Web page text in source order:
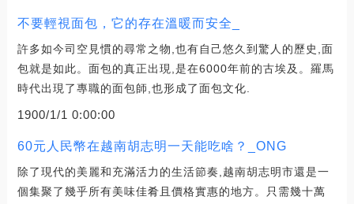
不要輕視面包，它的存在溫暖而安全_
許多如今司空見慣的尋常之物,也有自己悠久到驚人的歷史,面
包就是如此。面包的真正出現,是在6000年前的古埃及。羅馬
時代出現了專職的面包師,也形成了面包文化.
1900/1/1 0:00:00
60元人民幣在越南胡志明一天能吃啥？_ONG
除了現代的美麗和充滿活力的生活節奏,越南胡志明市還是一
個集聚了幾乎所有美味佳肴且價格實惠的地方。只需幾十萬